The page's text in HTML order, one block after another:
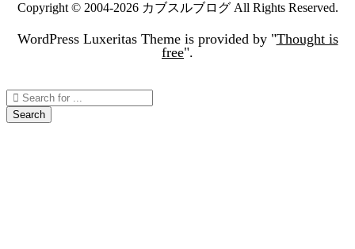
Copyright © 2004-2026 カブスルブログAll Rights Reserved.
WordPress Luxeritas Theme is provided by "Thought is
free".